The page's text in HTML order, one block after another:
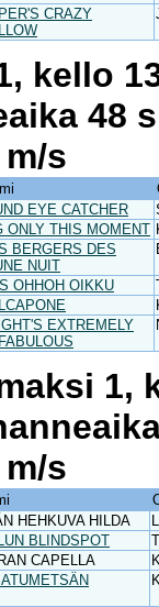
CRAZY
kello
48
s
EYE CATCHER
ONLY THIS MOMENT
BERGERS DES
NUIT
OHHOH OIKKU
EXTREMELY
1,
s
HEHKUVA HILDA
BLINDSPOT
CAPELLA